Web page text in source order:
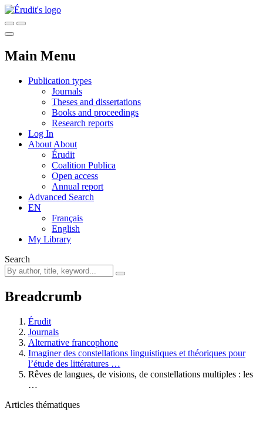
Main Menu
Publication types
Journals
Theses and dissertations
Books and proceedings
Research reports
Log In
About About
Érudit
Coalition Publica
Open access
Annual report
Advanced Search
EN
Français
English
My Library
Search
Breadcrumb
Érudit
Journals
Alternative francophone
Imaginer des constellations linguistiques et théoriques pour
l’étude des littératures …
Rêves de langues, de visions, de constellations multiples : les
…
Articles thématiques